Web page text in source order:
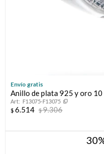
Envío gratis
Anillo de plata 925 y oro
F13075-F13075
$ 6.514 $9.306
30